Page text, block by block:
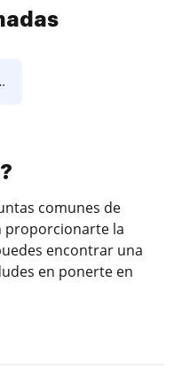
comunes de
proporcionarte la
encontrar una
en ponerte en